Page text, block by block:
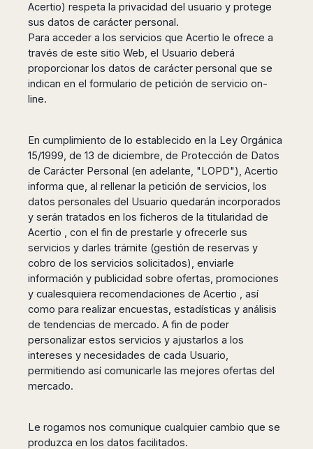
Spain
Barcelona
Girona
Reus
Madrid
Zaragoza
San
Vigo
Santiago
Compostela
Valencia
Alicante
Castellón
Mallorca
Menorca
Ibiza
Sevilla
Jerez
Almeria
Marbella
Granada
Italy
Milan
Turin
Genoa
Trieste
Venice
Tours)
Verona
Rimini
Florence
Pisa
Perugia
Ancona
Rome
Pescara
Naples
Olbia
Alghero
Lamezia
Terme
Rest
of
Europe
Luxembourg
Geneva
Eindhoven
Rotterdam
Hague
Utrecht
Stockholm
Gothenburg
Malmo
Lulea
Kalmar
Kiruna
Oslo
Copenaghen
Helsinki
Rovaniemi
Budapest
Istanbul
Middle
East
Dubai
Abu
Doha
Jeddah
Riyadh
Taif
Abha
Muscat
Asia
Antalya
Bangkok
Puket
Krabi
Samui
Chiang
Mai
Phi
Usa
&
Canada
York
Francisco
Las
Vegas
Anchorage
Atlanta
Baltimore
Boston
Chicago
Columbus
Dallas
Detroit
Houston
Memphis
Nashville
Phoenix
Portland
Seattle
Acertio) respeta la privacidad del usuario y protege
sus datos de carácter personal.
Para acceder a los servicios que Acertio le ofrece a
través de este sitio Web, el Usuario deberá
proporcionar los datos de carácter personal que se
indican en el formulario de petición de servicio on-
line.
En cumplimiento de lo establecido en la Ley Orgánica
15/1999, de 13 de diciembre, de Protección de Datos
de Carácter Personal (en adelante, "LOPD"), Acertio
informa que, al rellenar la petición de servicios, los
datos personales del Usuario quedarán incorporados
y serán tratados en los ficheros de la titularidad de
Acertio , con el fin de prestarle y ofrecerle sus
servicios y darles trámite (gestión de reservas y
cobro de los servicios solicitados), enviarle
información y publicidad sobre ofertas, promociones
y cualesquiera recomendaciones de Acertio , así
como para realizar encuestas, estadísticas y análisis
de tendencias de mercado. A fin de poder
personalizar estos servicios y ajustarlos a los
intereses y necesidades de cada Usuario,
permitiendo así comunicarle las mejores ofertas del
mercado.
Le rogamos nos comunique cualquier cambio que se
produzca en los datos facilitados.